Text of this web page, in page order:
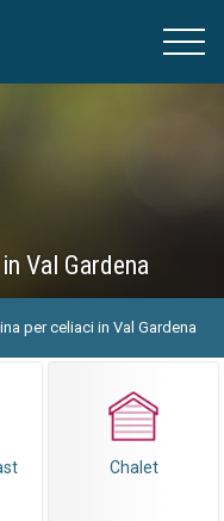
Val Gardena
per celiaci in Val Gardena
Chalet